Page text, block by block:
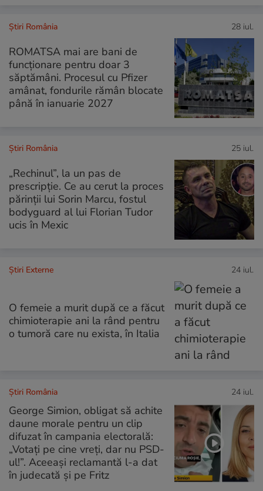
Știri România 28 iul.
ROMATSA mai are bani de
funcționare pentru doar 3
săptămâni. Procesul cu Pfizer
amânat, fondurile rămân blocate
până în ianuarie 2027
Știri România 25 iul.
„Rechinul”, la un pas de
prescripție. Ce au cerut la proces
părinții lui Sorin Marcu, fostul
bodyguard al lui Florian Tudor
ucis în Mexic
Știri Externe 24 iul.
O femeie a murit după ce a făcut
chimioterapie ani la rând pentru
o tumoră care nu exista, în Italia
Știri România 24 iul.
George Simion, obligat să achite
daune morale pentru un clip
difuzat în campania electorală:
„Votați pe cine vreți, dar nu PSD-
ul!”. Aceeași reclamantă l-a dat
în judecată și pe Fritz